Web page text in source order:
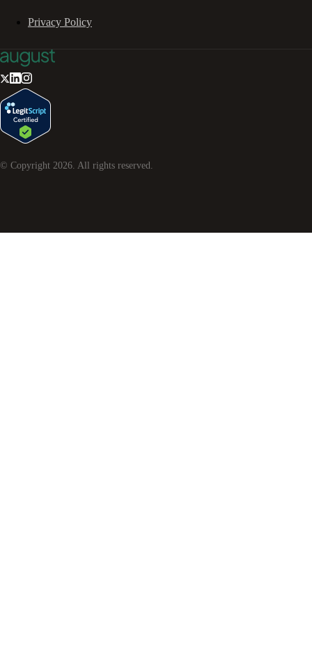
Privacy Policy
© Copyright 2026 . All rights reserved.